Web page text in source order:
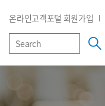
온라인고객포털 회원가입